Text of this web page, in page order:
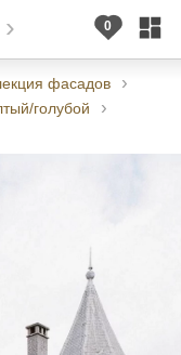
фасадов
голубой